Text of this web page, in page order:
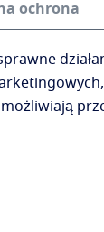
ochrona